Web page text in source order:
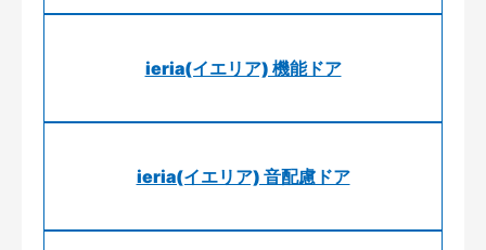
ieria(イエリア) 機能ドア
ieria(イエリア) 音配慮ドア